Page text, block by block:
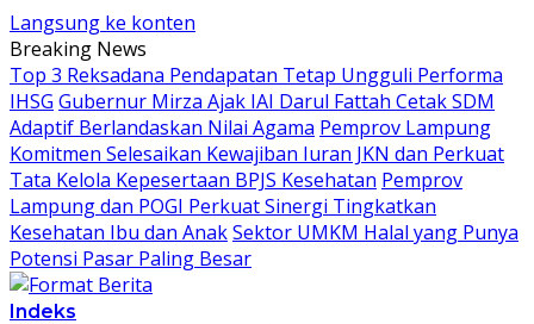
Langsung ke konten
Breaking News
Top 3 Reksadana Pendapatan Tetap Ungguli Performa
IHSG Gubernur Mirza Ajak IAI Darul Fattah Cetak SDM
Adaptif Berlandaskan Nilai Agama Pemprov Lampung
Komitmen Selesaikan Kewajiban Iuran JKN dan Perkuat
Tata Kelola Kepesertaan BPJS Kesehatan Pemprov
Lampung dan POGI Perkuat Sinergi Tingkatkan
Kesehatan Ibu dan AnakSektor UMKM Halal yang Punya
Potensi Pasar Paling Besar
Indeks